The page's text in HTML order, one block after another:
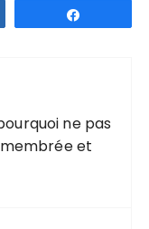
ne pas
et